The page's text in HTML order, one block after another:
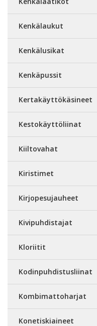
Kenkälaukut
Kenkälusikat
Kenkäpussit
Kertakäyttökäsineet
Kestokäyttöliinat
Kiiltovahat
Kiristimet
Kirjopesujauheet
Kivipuhdistajat
Kloriitit
Kodinpuhdistusliinat
Kombimattoharjat
Konetiskiaineet